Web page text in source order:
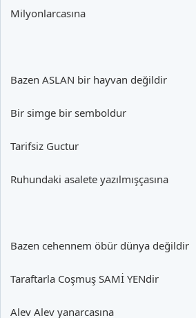
Milyonlarcasına
Bazen ASLAN bir hayvan değildir
Bir simge bir semboldur
Tarifsiz Guctur
Ruhundaki asalete yazılmışçasına
Bazen cehennem öbür dünya değildir
Taraftarla Coşmuş SAMİ YENdir
Alev Alev yanarcasına